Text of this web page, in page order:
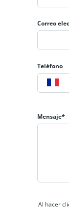
Correo
Teléfono
Mensaje*
Al hacer